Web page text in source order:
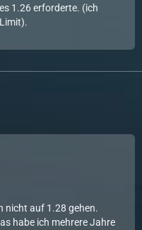
1.26 erforderte. (ich
nicht auf 1.28 gehen.
habe ich mehrere Jahre